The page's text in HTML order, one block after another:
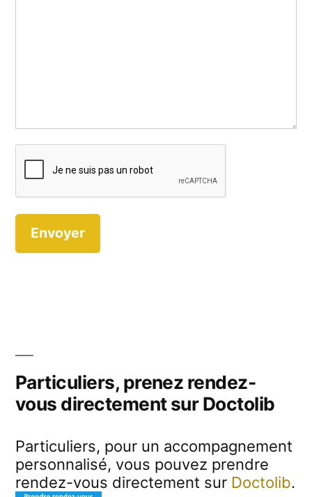
Particuliers, prenez rendez-
vous directement sur Doctolib
Particuliers, pour un accompagnement
personnalisé, vous pouvez prendre
rendez-vous directement sur Doctolib.